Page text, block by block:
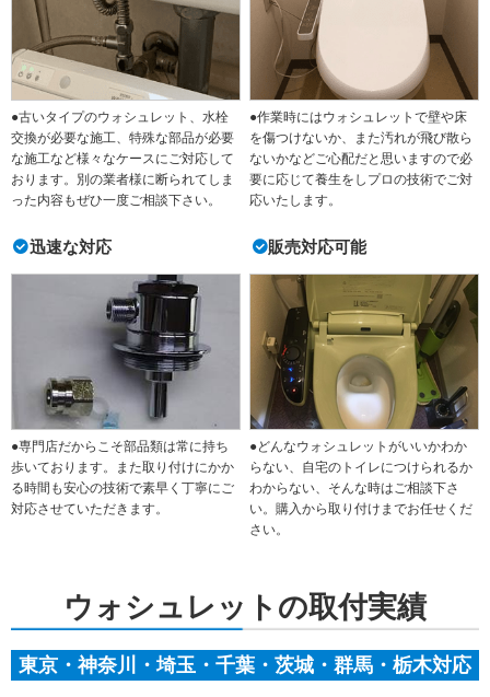
●古いタイプのウォシュレット、水栓
交換が必要な施工、特殊な部品が必要
な施工など様々なケースにご対応して
おります。別の業者様に断られてしま
った内容もぜひ一度ご相談下さい。
●作業時にはウォシュレットで壁や床
を傷つけないか、また汚れが飛び散ら
ないかなどご心配だと思いますので必
要に応じて養生をしプロの技術でご対
応いたします。
迅速な対応
●専門店だからこそ部品類は常に持ち
歩いております。また取り付けにかか
る時間も安心の技術で素早く丁寧にご
対応させていただきます。
販売対応可能
●どんなウォシュレットがいいかわか
らない、自宅のトイレにつけられるか
わからない、そんな時はご相談下さ
い。購入から取り付けまでお任せくだ
さい。
ウォシュレットの取付実績
東京・神奈川・埼玉・千葉・茨城・群馬・栃木対応